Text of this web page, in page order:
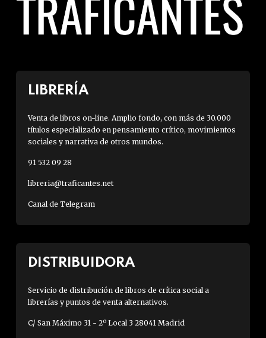
LIBRERÍA
Venta de libros on-line. Amplio fondo, con más de 30.000
títulos especializado en pensamiento crítico, movimientos
sociales y narrativa de otros mundos.
91 532 09 28
libreria@traficantes.net
Canal de Telegram
DISTRIBUIDORA
Servicio de distribución de libros de crítica social a
librerías y puntos de venta alternativos.
C/ San Máximo 31 - 2º Local 3 28041 Madrid